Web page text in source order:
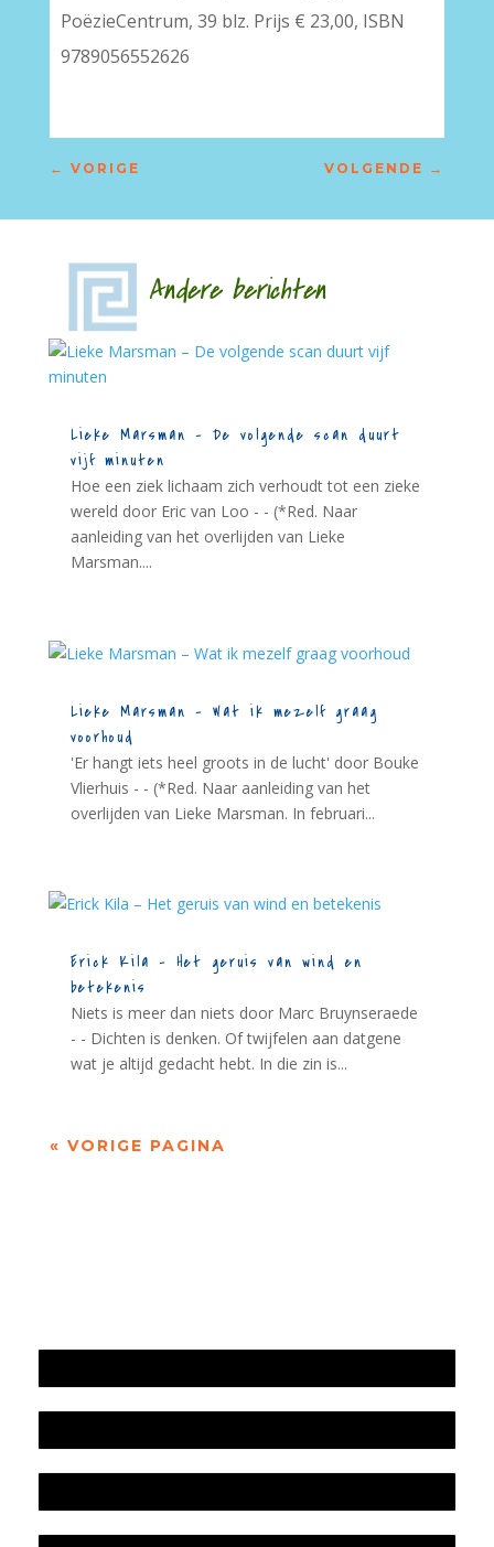
PoëzieCentrum, 39 blz. Prijs € 23,00, ISBN
9789056552626
← VORIGE VOLGENDE →
Andere berichten
Lieke Marsman – De volgende scan duurt
vijf minuten
Hoe een ziek lichaam zich verhoudt tot een zieke
wereld door Eric van Loo - - (*Red. Naar
aanleiding van het overlijden van Lieke
Marsman....
Lieke Marsman – Wat ik mezelf graag
voorhoud
'Er hangt iets heel groots in de lucht' door Bouke
Vlierhuis - - (*Red. Naar aanleiding van het
overlijden van Lieke Marsman. In februari...
Erick Kila – Het geruis van wind en
betekenis
Niets is meer dan niets door Marc Bruynseraede
- - Dichten is denken. Of twijfelen aan datgene
wat je altijd gedacht hebt. In die zin is...
« VORIGE PAGINA